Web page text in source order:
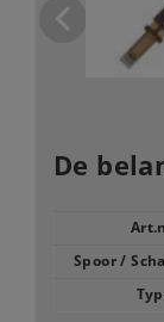
De
Spoor /